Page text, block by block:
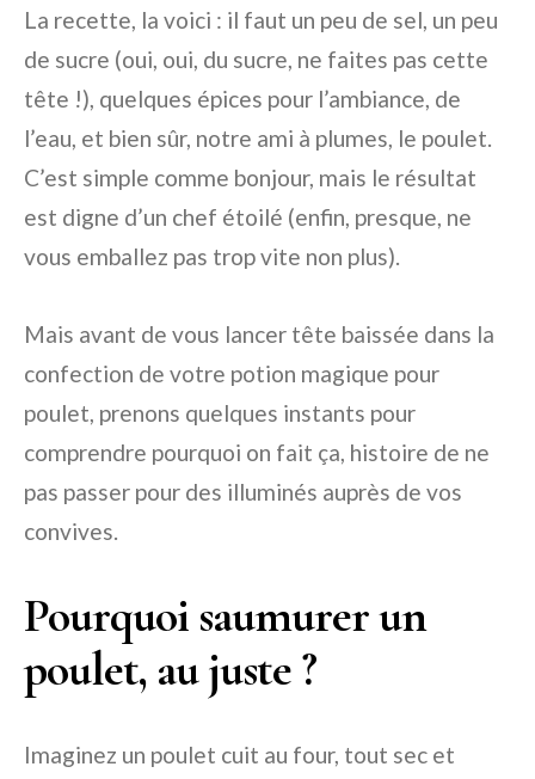
La recette, la voici : il faut un peu de sel, un peu
de sucre (oui, oui, du sucre, ne faites pas cette
tête !), quelques épices pour l’ambiance, de
l’eau, et bien sûr, notre ami à plumes, le poulet.
C’est simple comme bonjour, mais le résultat
est digne d’un chef étoilé (enfin, presque, ne
vous emballez pas trop vite non plus).
Mais avant de vous lancer tête baissée dans la
confection de votre potion magique pour
poulet, prenons quelques instants pour
comprendre pourquoi on fait ça, histoire de ne
pas passer pour des illuminés auprès de vos
convives.
Pourquoi saumurer un
poulet, au juste ?
Imaginez un poulet cuit au four, tout sec et